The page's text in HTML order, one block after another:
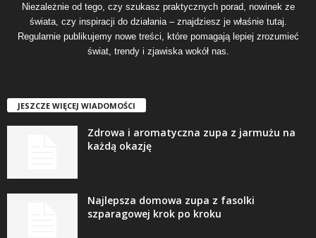
Niezależnie od tego, czy szukasz praktycznych porad, nowinek ze
świata, czy inspiracji do działania – znajdziesz je właśnie tutaj.
Regularnie publikujemy nowe treści, które pomagają lepiej zrozumieć
świat, trendy i zjawiska wokół nas.
JESZCZE WIĘCEJ WIADOMOŚCI
Zdrowa i aromatyczna zupa z jarmużu na
każdą okazję
Najlepsza domowa zupa z fasolki
szparagowej krok po kroku